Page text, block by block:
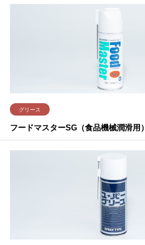
グリース
フードマスターSG（食品機械潤滑用）